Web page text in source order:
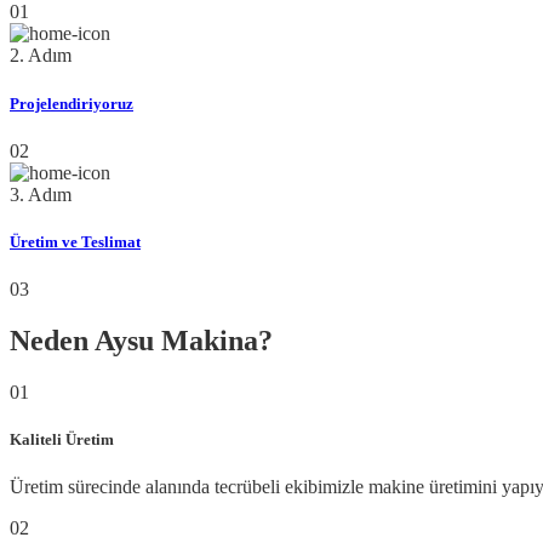
01
2. Adım
Projelendiriyoruz
02
3. Adım
Üretim ve Teslimat
03
Neden Aysu Makina?
01
Kaliteli Üretim
Üretim sürecinde alanında tecrübeli ekibimizle makine üretimini
02